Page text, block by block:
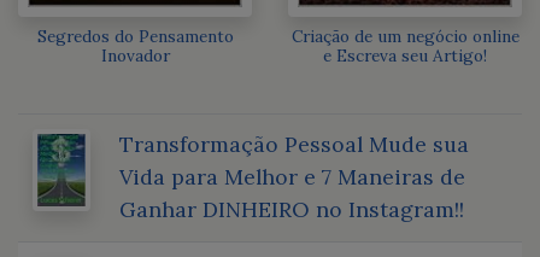
Segredos do Pensamento
Inovador
Criação de um negócio online
e Escreva seu Artigo!
Transformação Pessoal Mude sua
Vida para Melhor e 7 Maneiras de
Ganhar DINHEIRO no Instagram!!